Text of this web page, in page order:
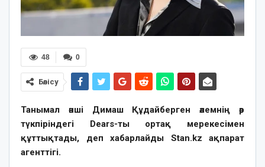
0
48
Бөлісу
Танымал әнші Димаш Құдайберген әлемнің әр
түкпіріндегі Dears-ты ортақ мерекесімен
құттықтады, деп хабарлайды Stan.kz ақпарат
агенттігі.